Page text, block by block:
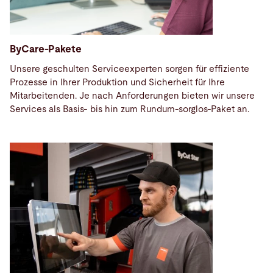
ByCare-Pakete
Unsere geschulten Serviceexperten sorgen für effiziente
Prozesse in Ihrer Produktion und Sicherheit für Ihre
Mitarbeitenden. Je nach Anforderungen bieten wir unsere
Services als Basis- bis hin zum Rundum-sorglos-Paket an.